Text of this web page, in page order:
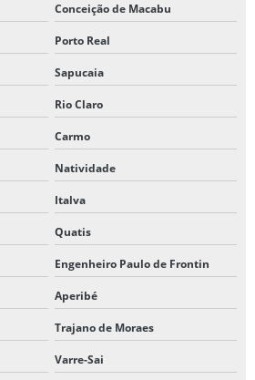
Conceição de Macabu
Porto Real
Sapucaia
Rio Claro
Carmo
Natividade
Italva
Quatis
Engenheiro Paulo de Frontin
Aperibé
Trajano de Moraes
Varre-Sai